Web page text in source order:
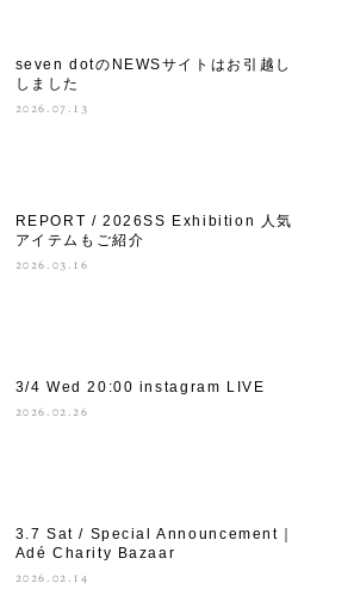
seven dotのNEWSサイトはお引越し
しました
2026.07.13
REPORT / 2026SS Exhibition 人気
アイテムもご紹介
2026.03.16
3/4 Wed 20:00 instagram LIVE
2026.02.26
3.7 Sat / Special Announcement｜
Adé Charity Bazaar
2026.02.14